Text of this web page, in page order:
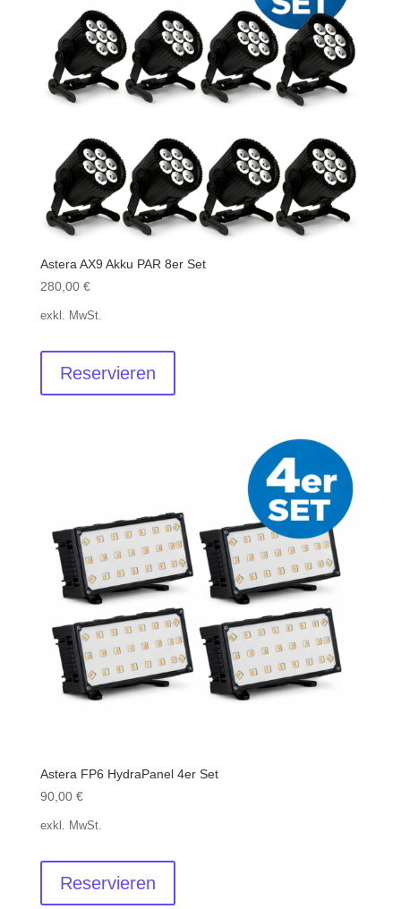
Astera AX9 Akku PAR 8er Set
280,00 €
exkl. MwSt.
Reservieren
Astera FP6 HydraPanel 4er Set
90,00 €
exkl. MwSt.
Reservieren